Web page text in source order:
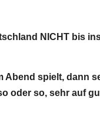
NICHT bis
Abend spielt, dann
oder so, sehr auf